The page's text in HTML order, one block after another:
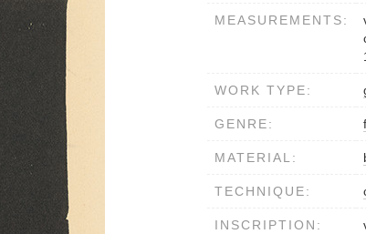
MEASUREMENTS:
WORK TYPE:
GENRE:
MATERIAL:
TECHNIQUE:
INSCRIPTION: